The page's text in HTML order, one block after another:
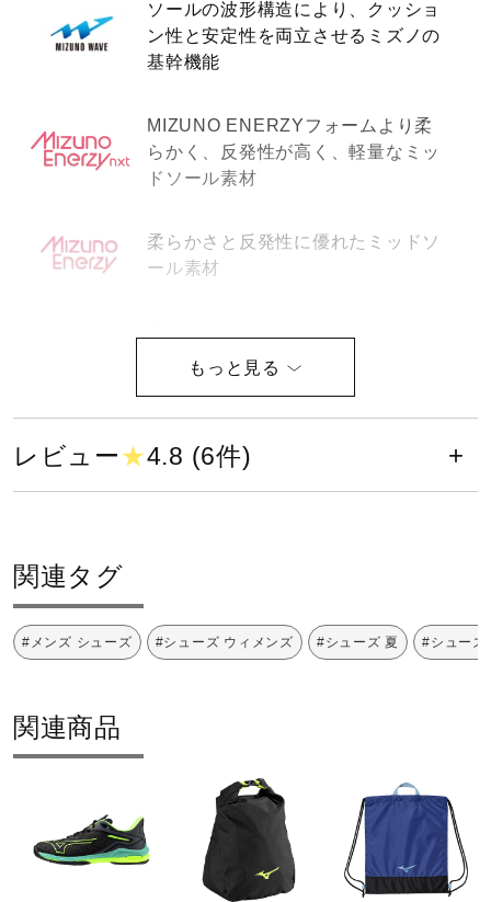
健康／エクササイズ
メディカル
コラボ／ライセンス
セール
その他
直営店一覧
取扱店一覧
ソールの波形構造により、クッショ
ン性と安定性を両立させるミズノの
基幹機能
MIZUNO ENERZYフォームより柔
らかく、反発性が高く、軽量なミッ
ドソール素材
柔らかさと反発性に優れたミッドソ
ール素材
ール素材を使用したインソール。
ap+と同等の反発性を持ちながら、
約10%軽量化したミッドソール素
ソフトな接地感を実現するために
構造。摩耗に強くアッパーの耐久性
を高めます。
足首周りから、かかとのフィッティ
レビュー★4.8 (6件)
関連タグ
#メンズ シューズ #シューズ ウィメンズ #シューズ 夏 #シューズ
関連商品